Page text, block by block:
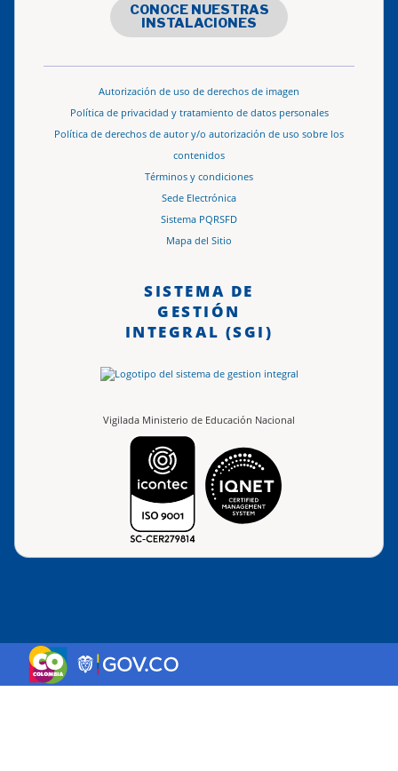
CONOCE NUESTRAS
INSTALACIONES
Autorización de uso de derechos de imagen
Política de privacidad y tratamiento de datos personales
Política de derechos de autor y/o autorización de uso sobre los
contenidos
Términos y condiciones
Sede Electrónica
Sistema PQRSFD
Mapa del Sitio
SISTEMA DE
GESTIÓN
INTEGRAL (SGI)
Vigilada Ministerio de Educación Nacional